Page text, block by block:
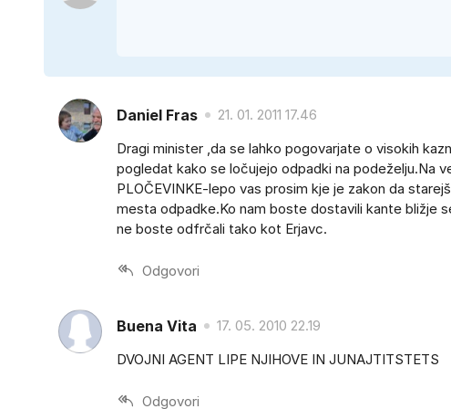
Daniel Fras
21. 01. 2011 17.46
Dragi minister ,da se lahko pogovarjate o visokih
pogledat kako se ločujejo odpadki na podeželju.Na
PLOČEVINKE-lepo vas prosim kje je zakon da
mesta odpadke.Ko nam boste dostavili kante bližje
ne boste odfrčali tako kot Erjavc.
Odgovori
Buena Vita
17. 05. 2010 22.19
DVOJNI AGENT LIPE NJIHOVE IN JUNAJTITSTETS
Odgovori